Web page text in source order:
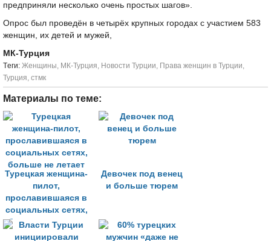
предприняли несколько очень простых шагов».
Опрос был проведён в четырёх крупных городах с участием 583
женщин, их детей и мужей,
МК-Турция
Tеги: Женщины, МК-Турция, Новости Турции, Права женщин в Турции,
Турция, стмк
Материалы по теме:
Турецкая женщина-
пилот,
прославившаяся в
социальных сетях,
больше не летает
Девочек под венец
и больше тюрем